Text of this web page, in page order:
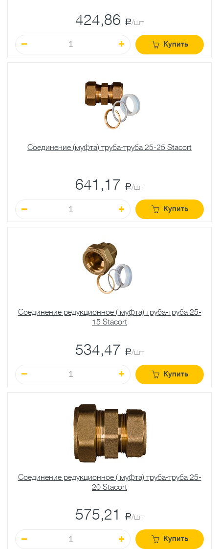
424,86 a/шт
Купить
Соединение (муфта) труба-труба 25-25 Stacort
641,17 a/шт
Купить
Соединение редукционное ( муфта) труба-труба 25-
15 Stacort
534,47 a/шт
Купить
Соединение редукционное ( муфта) труба-труба 25-
20 Stacort
575,21 a/шт
Купить